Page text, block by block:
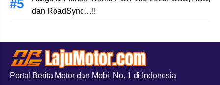
dan RoadSync…!!
Portal Berita Motor dan Mobil No. 1 di Indonesia